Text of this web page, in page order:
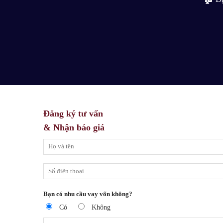
Đăng ký tư vấn
& Nhận báo giá
Bạn có nhu cầu vay vốn không?
Có Không